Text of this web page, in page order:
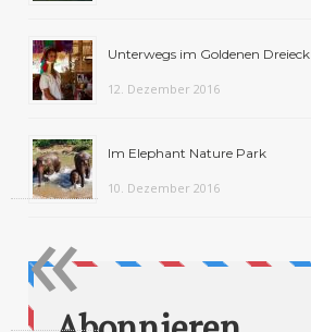
Unterwegs im Goldenen Dreieck
12. Dezember 2016
Im Elephant Nature Park
10. Dezember 2016
«